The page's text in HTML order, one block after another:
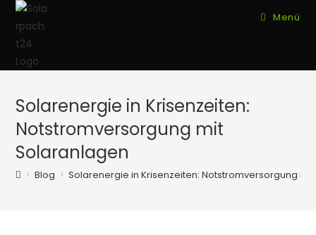
Zum
Inhalt
springen
Menü
Solarenergie in Krisenzeiten:
Notstromversorgung mit
Solaranlagen
> Blog > Solarenergie in Krisenzeiten: Notstromversorgung